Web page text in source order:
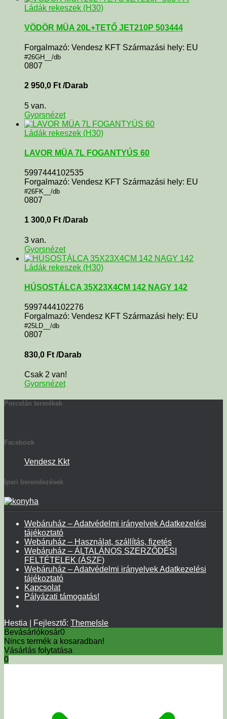
Ládák rekeszek (H30)
VÖDÖR MÜA 20L+TETŐ JET210P 503444
Forgalmazó: Vendesz KFT Származási hely: EU
#26GH__/db
0807
2 950,0 Ft /Darab
5 van.
Gyorsnézet
Ládák rekeszek (H30)
LAVOR MÜA 7L FOGANTYÚS 60
5997444102535
Forgalmazó: Vendesz KFT Származási hely: EU
#26FK__/db
0807
1 300,0 Ft /Darab
3 van.
Gyorsnézet
Ládák rekeszek (H30)
HÚSOSTÁLCA 35X23X4CM 142 NAGY 142
5997444102276
Forgalmazó: Vendesz KFT Származási hely: EU
#25LD__/db
0807
830,0 Ft /Darab
Csak 2 van!
Gyorsnézet
Porcelán termékek
Facebook
Vendesz Kkt
Ipari berendezések
Webáruház – Adatvédelmi irányelvek Adatkezelési
tájékoztató
Webáruház – Használat, szállítás, fizetés
Webáruház – ÁLTALÁNOS SZERZŐDÉSI
FELTÉTELEK (ÁSZF)
Webáruház – Adatvédelmi irányelvek Adatkezelési
tájékoztató
Kapcsolat
Pályázati támogatás!
Hestia | Fejlesztő: ThemeIsle
Bevásárlókosár0
Nincs termék a kosaradban!
Vásárlás folytatása
0